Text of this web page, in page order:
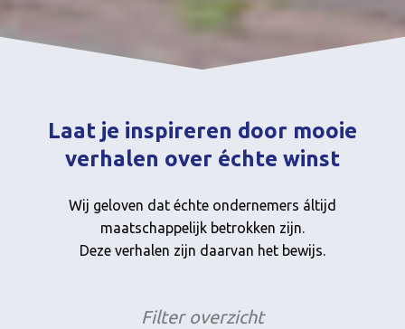
Laat je inspireren door mooie
verhalen over échte winst
Wij geloven dat échte ondernemers áltijd
maatschappelijk betrokken zijn.
Deze verhalen zijn daarvan het bewijs.
Filter overzicht